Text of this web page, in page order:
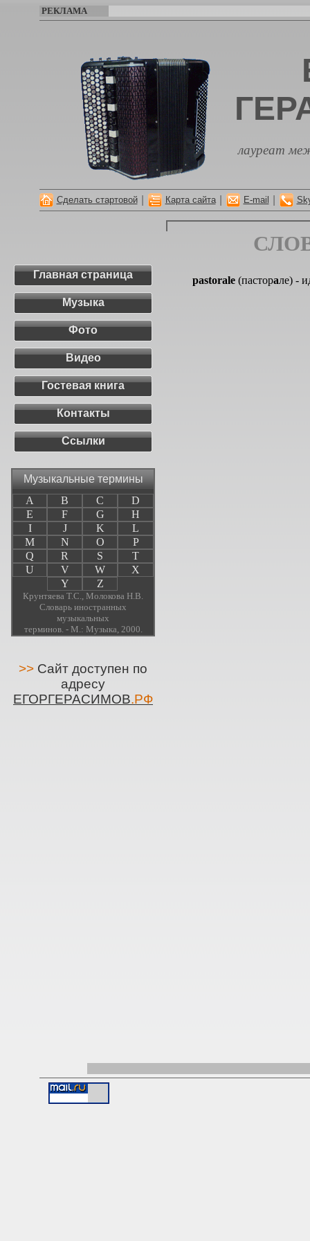
РЕКЛАМА
лауреат
Сделать стартовой Карта сайта E-mail
Главная страница
Музыка
Фото
Видео
Гостевая книга
Контакты
Ссылки
Музыкальные термины
A
B C
D
E
F G
H
I
J K
L
M
N O
P
Q
R S
T
U
V W
X
Y
Z
Крунтяева Т.С., Молокова Н.В.
Словарь иностранных
музыкальных
терминов. - М.: Музыка, 2000.
>> Сайт доступен по
адресу
ЕГОРГЕРАСИМОВ.РФ
pastorale (пасторале) -